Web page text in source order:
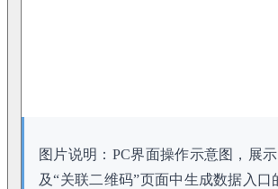
图片说明：PC界面操作示意图，展
及“关联二维码”页面中生成数据入口